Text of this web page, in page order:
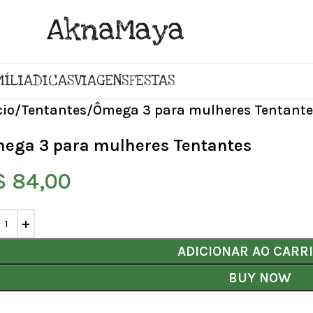
DICASVIAGENSFESTAS
Tentantes Ômega 3 para mulheres
3 para mulheres Tentantes
84,00
ADICIONAR AO
BUY NOW